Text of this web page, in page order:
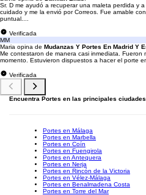
Sr. D me ayudó a recuperar una maleta perdida y
cuidado y me la envió por Correos. Fue amable
puntual....
Verificada
MM
Maria opina de Mudanzas Y Portes En Madrid Y
Me contestaron de manera casi inmediata. Fueron
momento. Estuvieron dispuestos a hacer el porte
Verificada
Encuentra Portes en las principales ciudades
Portes en Málaga
Portes en Marbella
Portes en Coín
Portes en Fuengirola
Portes en Antequera
Portes en Nerja
Portes en Rincón de la Victoria
Portes en Vélez-Málaga
Portes en Benalmadena Costa
Portes en Torre del Mar